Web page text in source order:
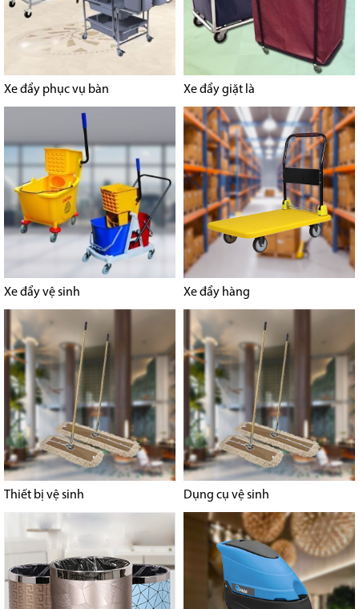
Xe đẩy phục vụ bàn Xe đẩy giặt là
Xe đẩy vệ sinh Xe đẩy hàng
Thiết bị vệ sinh Dụng cụ vệ sinh